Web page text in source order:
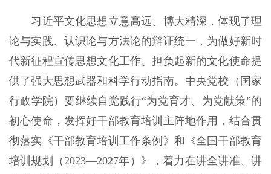
习近平文化思想立意高远、博大精深，体现了理
论与实践、认识论与方法论的辩证统一，为做好新时
代新征程宣传思想文化工作、担负起新的文化使命提
供了强大思想武器和科学行动指南。中央党校（国家
行政学院）要继续自觉践行“为党育才、为党献策”的
初心使命，发挥好干部教育培训主阵地作用，结合贯
彻落实《干部教育培训工作条例》和《全国干部教育
培训规划（2023—2027年）》，着力在讲全讲准、讲